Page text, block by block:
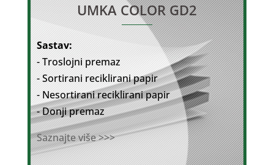
UMKA COLOR GD2
Sastav:
- Troslojni premaz
- Sortirani reciklirani papir
- Nesortirani reciklirani papir
- Donji premaz
Saznajte više >>>